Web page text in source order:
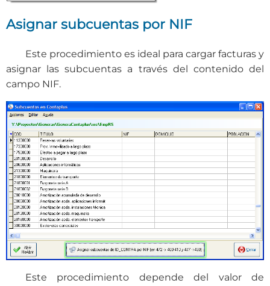
Asignar subcuentas por NIF
Este procedimiento es ideal para cargar facturas y
asignar las subcuentas a través del contenido del
campo NIF.
Este procedimiento depende del valor de